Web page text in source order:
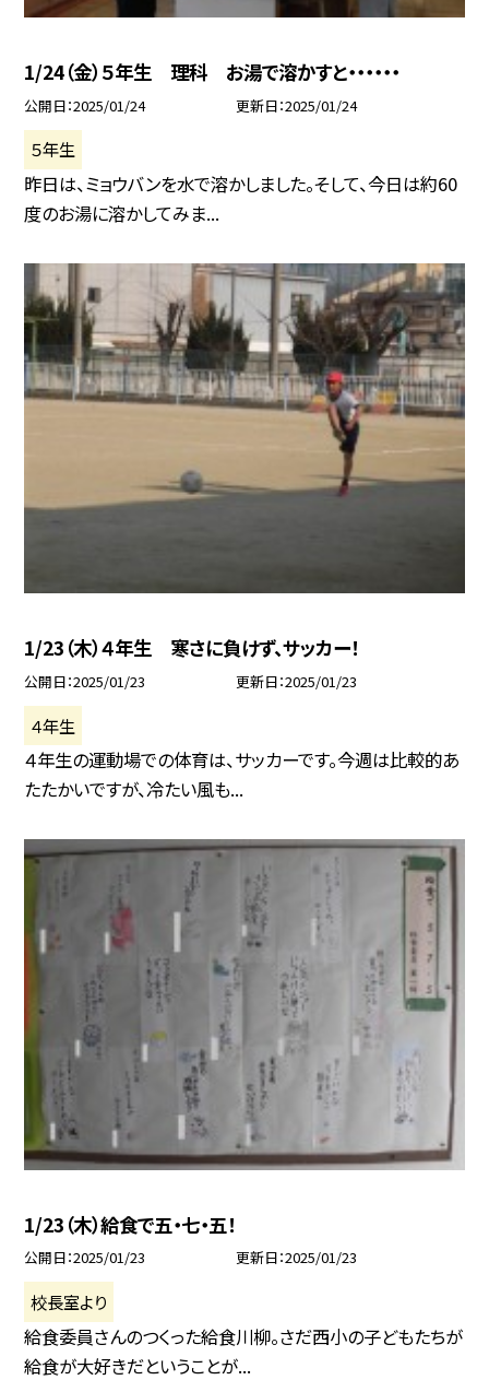
1/24（金）５年生 理科 お湯で溶かすと・・・・・・
公開日 2025/01/24 更新日 2025/01/24
５年生
昨日は、ミョウバンを水で溶かしました。そして、今日は約60
度のお湯に溶かしてみま...
1/23（木）４年生 寒さに負けず、サッカー！
公開日 2025/01/23 更新日 2025/01/23
４年生
４年生の運動場での体育は、サッカーです。今週は比較的あ
たたかいですが、冷たい風も...
1/23（木）給食で五・七・五！
公開日 2025/01/23 更新日 2025/01/23
校長室より
給食委員さんのつくった給食川柳。さだ西小の子どもたちが
給食が大好きだということが...